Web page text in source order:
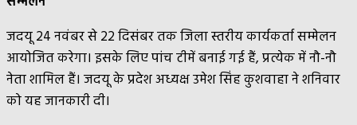
जदयू 24 नवंबर से 22 दिसंबर तक जिला स्तरीय कार्यकर्ता सम्मेलन
आयोजित करेगा। इसके लिए पांच टीमें बनाई गई हैं, प्रत्येक में नौ-नौ
नेता शामिल हैं। जदयू के प्रदेश अध्यक्ष उमेश सिंह कुशवाहा ने शनिवार
को यह जानकारी दी।